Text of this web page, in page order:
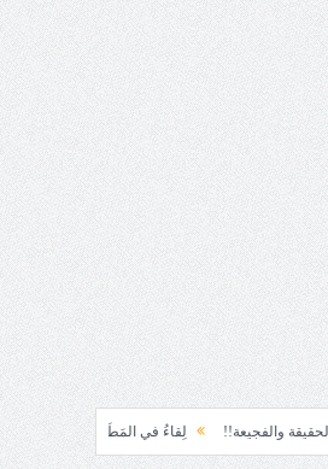
لِقاءُ في المَطَرِ! أين القيادة!! رسائل... لم